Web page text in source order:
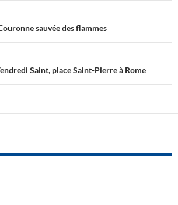
sauvée des flammes
Saint, place Saint-Pierre à Rome